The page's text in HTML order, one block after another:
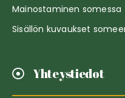
Mainostaminen somessa
Sisällön kuvaukset
Yhteystiedot